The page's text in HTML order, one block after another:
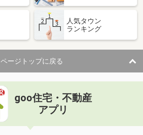
人気タウン
ランキング
ページトップに戻る
goo住宅・不動産
アプリ